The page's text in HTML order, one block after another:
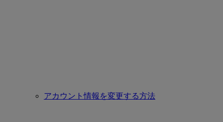
アカウント情報を変更する方法